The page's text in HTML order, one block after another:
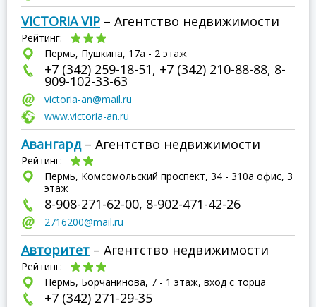
VICTORIA VIP – Агентство недвижимости
Рейтинг:
Пермь, Пушкина, 17а - 2 этаж
+7 (342) 259-18-51, +7 (342) 210-88-88, 8-
909-102-33-63
victoria-an@mail.ru
www.victoria-an.ru
Авангард– Агентство недвижимости
Рейтинг:
Пермь, Комсомольский проспект, 34 - 310а офис, 3
этаж
8-908-271-62-00, 8-902-471-42-26
2716200@mail.ru
Авторитет – Агентство недвижимости
Рейтинг:
Пермь, Борчанинова, 7 - 1 этаж, вход с торца
+7 (342) 271-29-35